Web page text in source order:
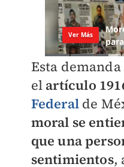
Esta
el artículo
Federalde
moral se
que una
sentimientos,